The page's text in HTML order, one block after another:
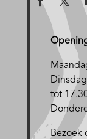
D
tot
Bezoek